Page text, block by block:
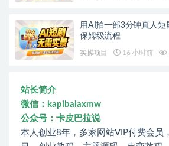
用AI拍一部3分钟真人短
保姆级流程
实操项目 16 小时前
站长简介
微信：kapibalaxmw
公众号：卡皮巴拉说
本人创业8年，多家网站VIP付费会员